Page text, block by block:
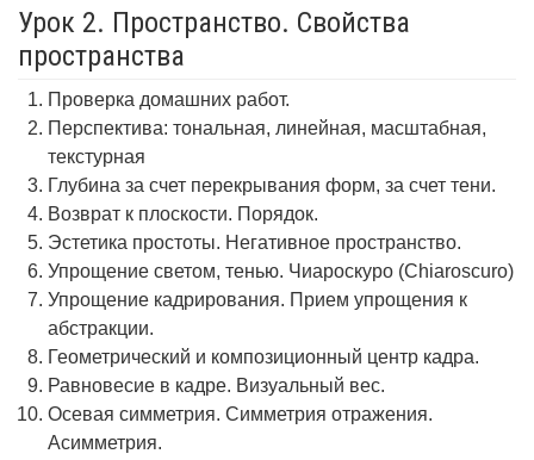
Урок 2. Пространство. Свойства
пространства
Проверка домашних работ.
Перспектива: тональная, линейная, масштабная,
текстурная
Глубина за счет перекрывания форм, за счет тени.
Возврат к плоскости. Порядок.
Эстетика простоты. Негативное пространство.
Упрощение светом, тенью. Чиароскуро (Chiaroscuro)
Упрощение кадрирования. Прием упрощения к
абстракции.
Геометрический и композиционный центр кадра.
Равновесие в кадре. Визуальный вес.
Осевая симметрия. Симметрия отражения.
Асимметрия.